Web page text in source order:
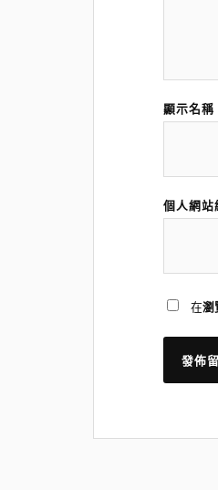
顯示名稱
個人網站
在瀏